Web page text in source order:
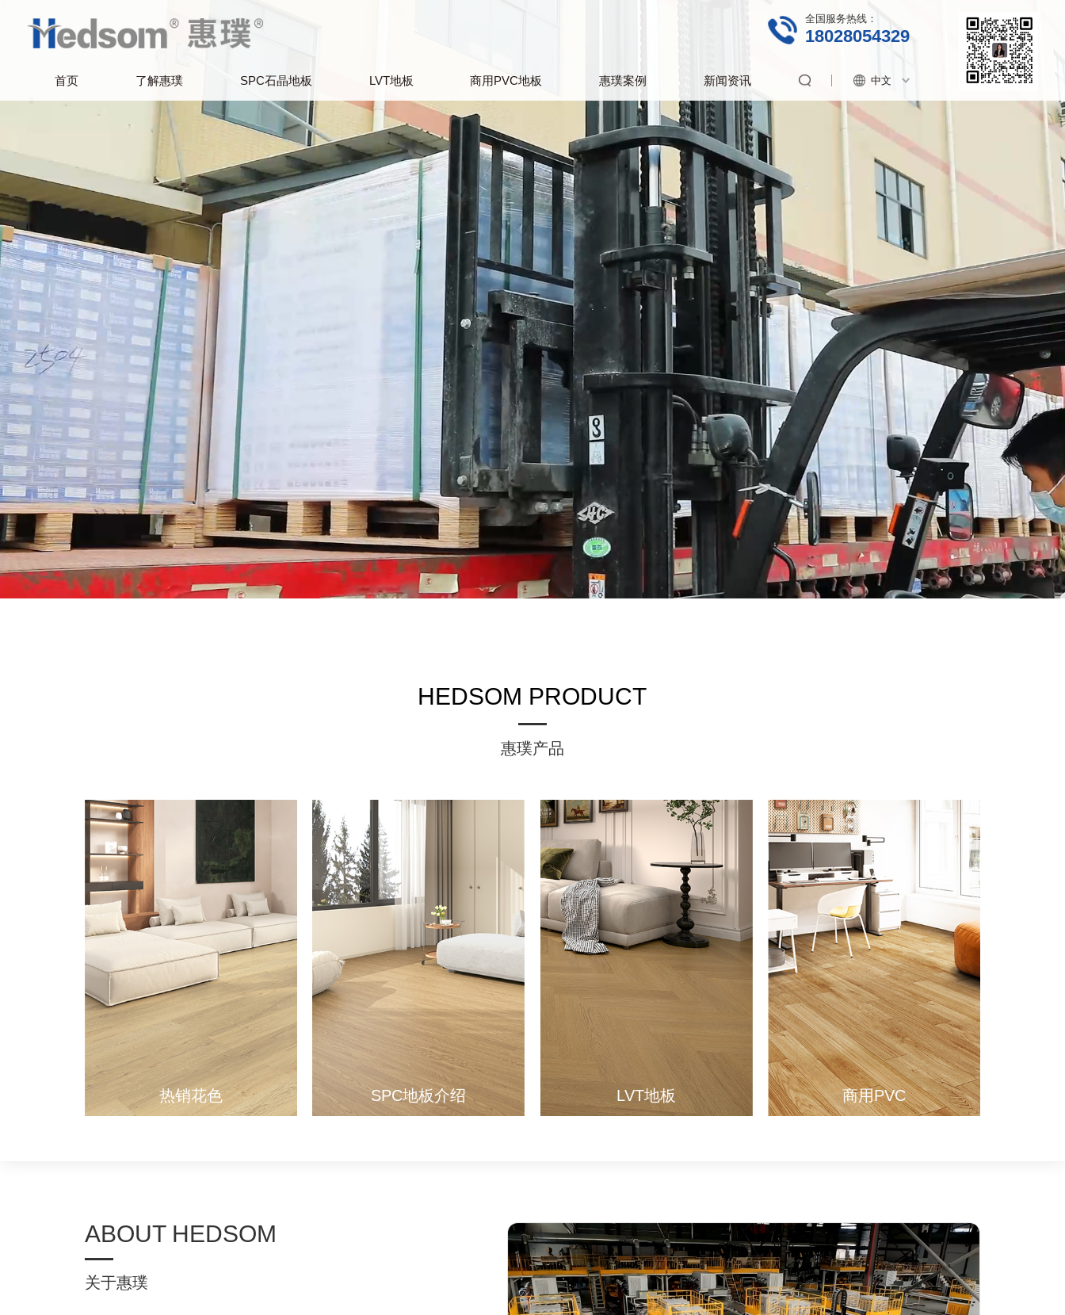
全国服务热线：
18028054329
首页 了解惠璞 SPC石晶地板 LVT地板 商用PVC地板 惠璞案例 新闻资讯 中文
HEDSOM PRODUCT
惠璞产品
热销花色
热销花色
惠璞，全球地板领域专业服务商。
致力于以优质的产品和极致的服务
为合作伙伴提供专业、可靠的地板
解决方案，包括医疗、酒店、办
公、教育、工业、运动、家装等领
域。主营产品SPC地板、LVT片材
及PVC商用卷材地板。
SPC地板介绍
SPC地板介绍
SPC地板是一种以天然石粉和PVC
树脂混合，经高温高压挤出成型的
新型环保地板材料，完美融合
了“石的坚固”与“塑的柔韧”。产品
表面采用高清彩膜层和耐磨层，复
刻实木、大理石、地毯等多种纹
理，色彩丰富且质感逼真，适配多
种装修风格。SPC地板兼具无醛环
保，防水耐磨、防火阻燃、锁扣拼
装等优点，成为商业空间地面装修
的优选方案。
LVT地板
LVT地板
LVT（Luxury Vinyl Tile）高级乙
烯基地板，是兼具颜值与实力的现
代地面装饰优选。以环保PVC为核
心原料，搭配高清印刷层精准复刻
木纹、石纹等天然质感，表面耐磨
层可抵御日常刮擦与高频踩踏。相
比SPC地板，脚感柔软，弹性舒
适。
商用PVC
ABOUT HEDSOM
关于惠璞